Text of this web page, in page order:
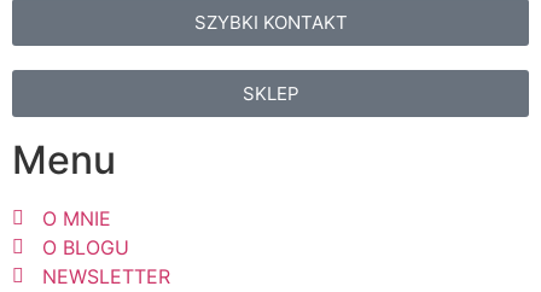
SZYBKI KONTAKT
SKLEP
Menu
O MNIE
O BLOGU
NEWSLETTER